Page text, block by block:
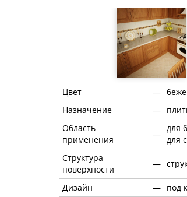
Цвет —
Назначение
—
Область
применения
—
для
для
Структура
поверхности
—
Дизайн — под